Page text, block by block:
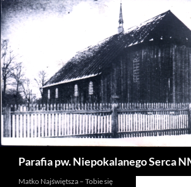
Parafia pw. Niepokalanego Serca
Matko Najświętsza – Tobie się